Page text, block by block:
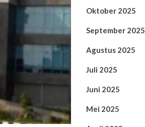
Oktober 2025
September 2025
Agustus 2025
Juli 2025
Juni 2025
Mei 2025